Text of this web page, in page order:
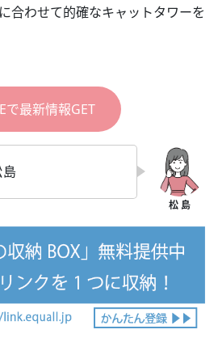
合わせて的確なキャットタワーを
で最新情報GET